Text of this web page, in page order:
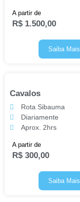
A partir de
R$1.500,00
Saiba Mais
Cavalos
Rota Sibauma
Diariamente
Aprox. 2hrs
A partir de
R$300,00
Saiba Mais